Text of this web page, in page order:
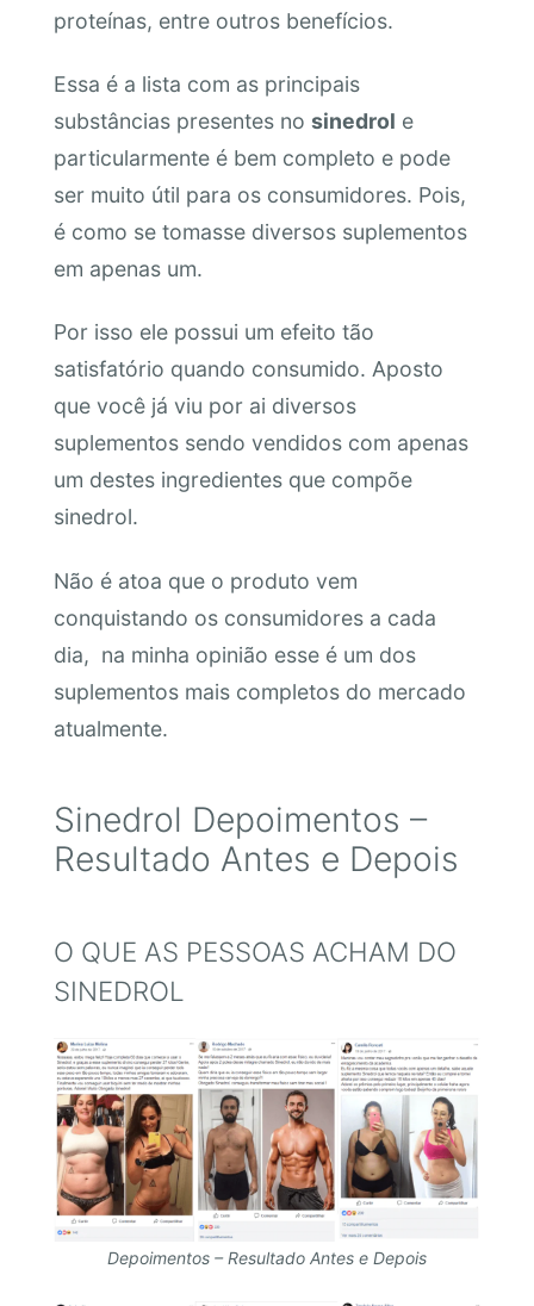
proteínas, entre outros benefícios.
Essa é a lista com as principais
substâncias presentes no sinedrol e
particularmente é bem completo e pode
ser muito útil para os consumidores. Pois,
é como se tomasse diversos suplementos
em apenas um.
Por isso ele possui um efeito tão
satisfatório quando consumido. Aposto
que você já viu por ai diversos
suplementos sendo vendidos com apenas
um destes ingredientes que compõe
sinedrol.
Não é atoa que o produto vem
conquistando os consumidores a cada
dia, na minha opinião esse é um dos
suplementos mais completos do mercado
atualmente.
Sinedrol Depoimentos –
Resultado Antes e Depois
O QUE AS PESSOAS ACHAM DO
SINEDROL
Depoimentos – Resultado Antes e Depois